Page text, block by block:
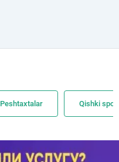
Peshtaxtalar Qishki sport